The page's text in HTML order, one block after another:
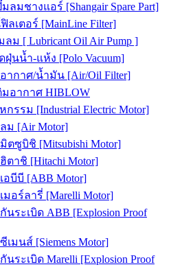
ลมชางแอร์ [Shangair Spare Part]
ลเตอร์ [MainLine Filter]
ม [ Lubricant Oil Air Pump ]
ฝุ่นน้ำ-แห้ง [Polo Vacuum]
ากาศ/น้ำมัน [Air/Oil Filter]
มอากาศ HIBLOW
รรม [Industrial Electric Motor]
ม [Air Motor]
ตซูบิชิ [Mitsubishi Motor]
ตาชิ [Hitachi Motor]
อบีบี [ABB Motor]
มอร์ลารี่ [Marelli Motor]
นระเบิด ABB [Explosion Proof
เมนส์ [Siemens Motor]
นระเบิด Marelli [Explosion Proof